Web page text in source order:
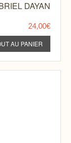
DAYAN
24,00€